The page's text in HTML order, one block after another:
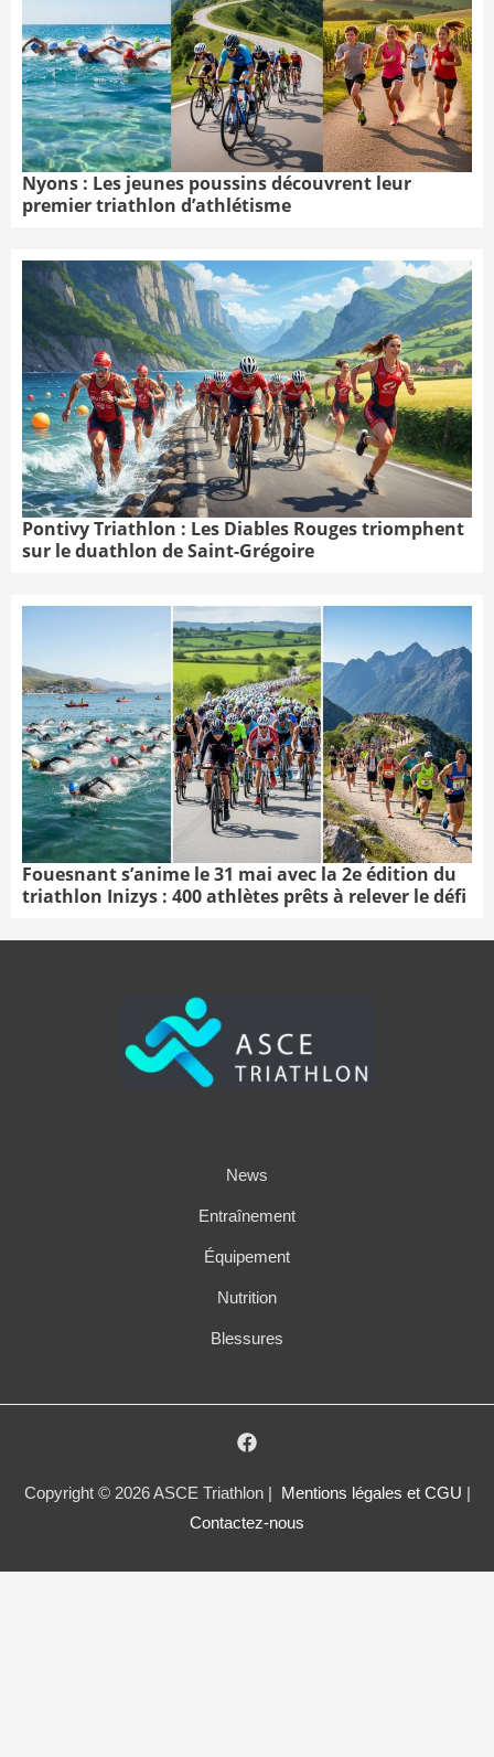
Nyons : Les jeunes poussins découvrent leur
premier triathlon d’athlétisme
Pontivy Triathlon : Les Diables Rouges triomphent
sur le duathlon de Saint-Grégoire
Fouesnant s’anime le 31 mai avec la 2e édition du
triathlon Inizys : 400 athlètes prêts à relever le défi
News
Entraînement
Équipement
Nutrition
Blessures
Copyright © 2026 ASCE Triathlon | Mentions légales et CGU
Contactez-nous